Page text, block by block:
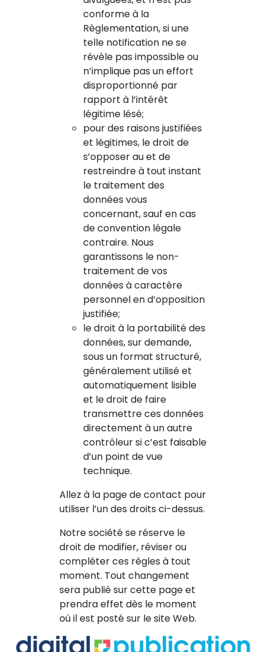
conforme à la
Règlementation, si une
telle notification ne se
révèle pas impossible ou
n’implique pas un effort
disproportionné par
rapport à l’intérêt
légitime lésé;
pour des raisons justifiées
et légitimes, le droit de
s’opposer au et de
restreindre à tout instant
le traitement des
données vous
concernant, sauf en cas
de convention légale
contraire. Nous
garantissons le non-
traitement de vos
données à caractère
personnel en d’opposition
justifiée;
le droit à la portabilité des
données, sur demande,
sous un format structuré,
généralement utilisé et
automatiquement lisible
et le droit de faire
transmettre ces données
directement à un autre
contrôleur si c’est faisable
d’un point de vue
technique.
Allez à la page de contact pour
utiliser l’un des droits ci-dessus.
Notre société se réserve le
droit de modifier, réviser ou
compléter ces règles à tout
moment. Tout changement
sera publié sur cette page et
prendra effet dès le moment
où il est posté sur le site Web.